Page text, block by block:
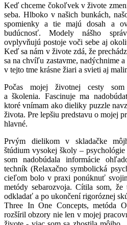
Keď chceme čokoľvek v živote
seba. Hlboko v našich bunkách,
spomienky a tie majú dosah a
budúcnosť. Modely nášho
ovplyvňujú postoje voči sebe aj
Keď sa nám v živote zdá, že
sa na chvíľu zastavme, nadýchnime
v tejto tme krásne žiari a svieti aj
Počas mojej životnej cesty
a školenia. Fascinuje ma
ktoré vnímam ako dieliky puzzle
života. Pre lepšiu predstavu o mojej
hlavné.
Prvým dielikom v skladačke
štúdium vysokej školy –
som nadobúdala informácie
techník (Relaxačno symbolická
cieľom bolo v praxi ponúknuť
metódy sebarozvoja. Cítila som,
odkladať a po ukončení rigoróznej
Three In One Concepts, metóda
rozšíril obzory nie len v mojej